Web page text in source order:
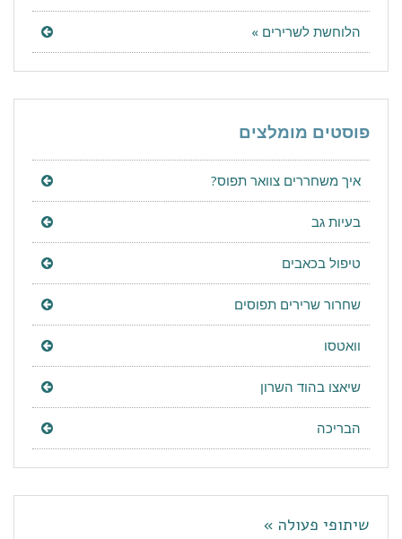
הלוחשת לשרירים »
פוסטים מומלצים
איך משחררים צוואר תפוס?
בעיות גב
טיפול בכאבים
שחרור שרירים תפוסים
וואטסו
שיאצו בהוד השרון
הבריכה
שיתופי פעולה »